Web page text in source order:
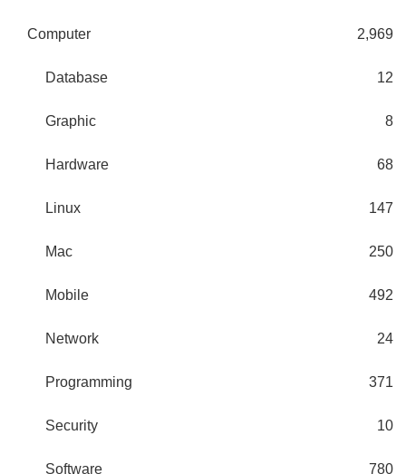
Computer 2,969
Database 12
Graphic 8
Hardware 68
Linux 147
Mac 250
Mobile 492
Network 24
Programming 371
Security 10
Software 780